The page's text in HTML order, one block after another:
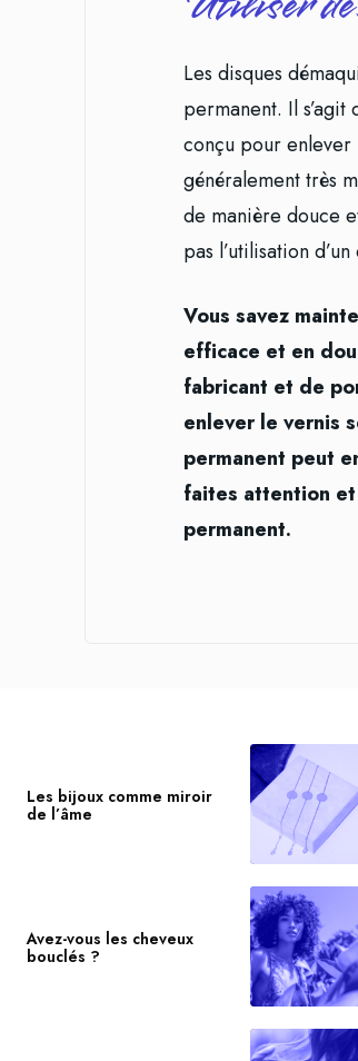
Les disques
permanent. Il
conçu pour enlever
généralement très
de manière douce
pas l’utilisation
Vous savez
efficace et en
fabricant et de
enlever le vernis
permanent peut
faites attention et
permanent.
Les bijoux comme miroir
de l’âme
Avez-vous les cheveux
bouclés ?